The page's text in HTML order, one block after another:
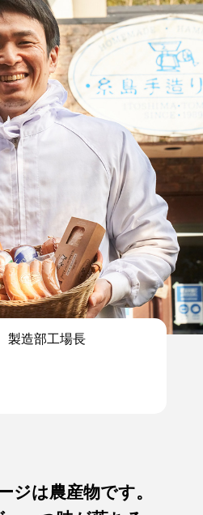
製造部工場長
ジは農産物です。